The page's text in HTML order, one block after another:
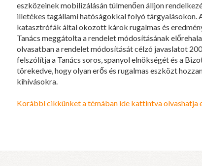
eszközeinek mobilizálásán túlmenően álljon
illetékes tagállami hatóságokkal folyó tárgyalásokon.
katasztrófák által okozott károk rugalmas és
Tanács meggátolta a rendelet módosításának
olvasatban a rendelet módosítását célzó javaslatot
felszólítja a Tanács soros, spanyol elnökségét és a
törekedve, hogy olyan erős és rugalmas eszközt
kihívásokra.
Korábbi cikkünket a témában ide kattintva olvashatja